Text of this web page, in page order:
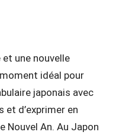
une nouvelle
idéal pour
japonais avec
et d’exprimer en
Nouvel An. Au Japon